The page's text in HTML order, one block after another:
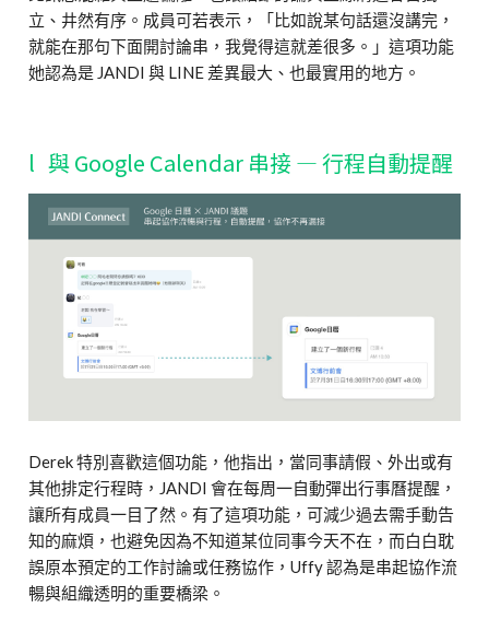
立、井然有序。成員可若表示，「比如說某句話還沒講完，
就能在那句下面開討論串，我覺得這就差很多。」這項功能
她認為是 JANDI 與 LINE 差異最大、也最實用的地方。
l 與 Google Calendar 串接—行程自動提醒
Derek 特別喜歡這個功能，他指出，當同事請假、外出或有
其他排定行程時，JANDI 會在每周一自動彈出行事曆提醒，
讓所有成員一目了然。有了這項功能，可減少過去需手動告
知的麻煩，也避免因為不知道某位同事今天不在，而白白耽
誤原本預定的工作討論或任務協作，Uffy 認為是串起協作流
暢與組織透明的重要橋梁。